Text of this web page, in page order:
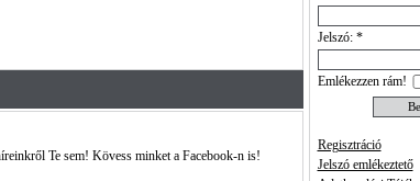
Te sem! Kövess minket a Facebook-n is!
Jelszó: *
Emlékezzen rám!
Regisztráció
Jelszó emlékeztető